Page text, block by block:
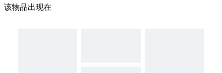
该物品出现在